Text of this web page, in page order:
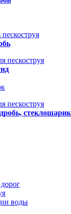
пескоструя
пескоструя
воды